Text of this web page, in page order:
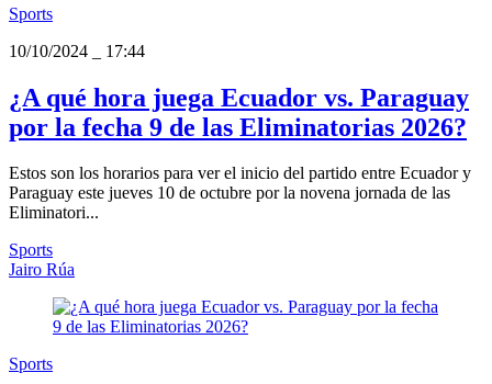
Sports
10/10/2024
17:44
¿A qué hora juega Ecuador vs. Paraguay
por la fecha 9 de las Eliminatorias 2026?
Estos son los horarios para ver el inicio del partido entre Ecuador y
Paraguay este jueves 10 de octubre por la novena jornada de las
Eliminatori...
Sports
Jairo Rúa
Sports